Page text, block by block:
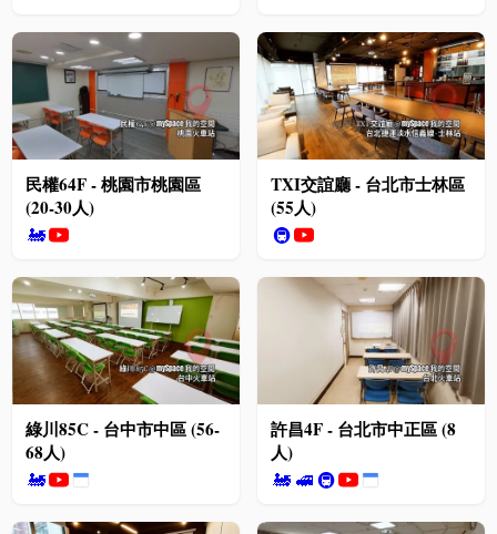
民權64F - 桃園市桃園區
(20-30人)
🚂
TXI交誼廳 - 台北市士林區
(55人)
🚇
綠川85C - 台中市中區 (56-
68人)
🚂
許昌4F - 台北市中正區 (8
人)
🚂 🚅🚇